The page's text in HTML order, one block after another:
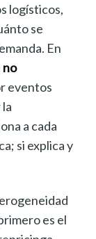
logísticos,
se
En
no
eventos
a cada
si explica y
es el